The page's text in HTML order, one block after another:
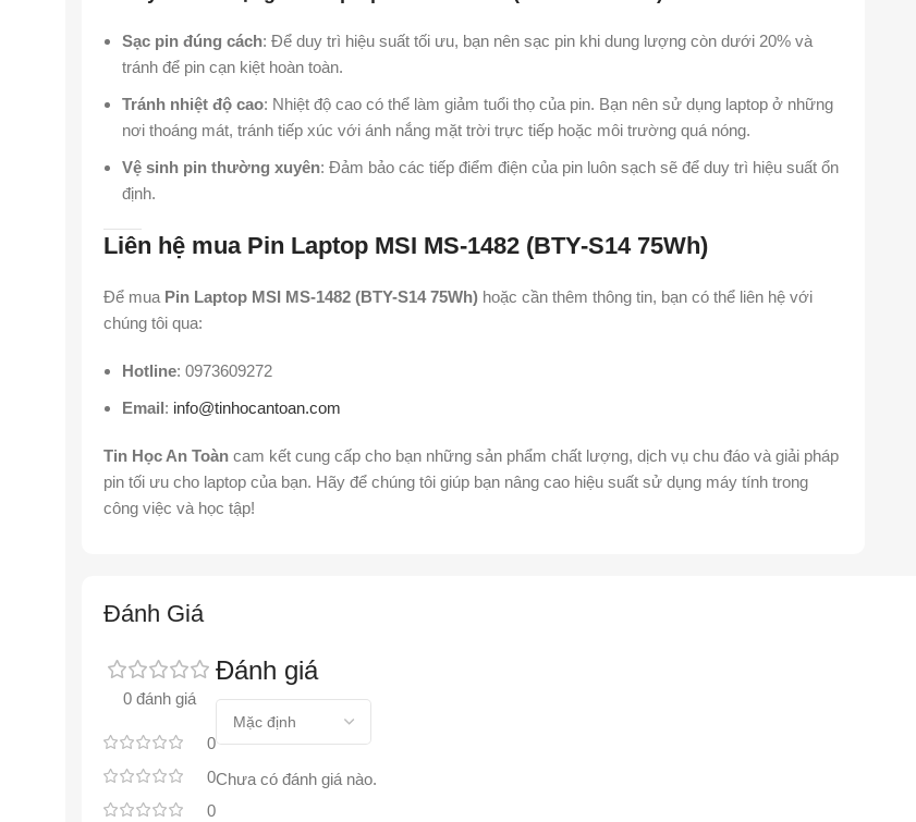
Sạc pin đúng cách: Để duy trì hiệu suất tối ưu, bạn nên sạc pin khi dung lượng còn dưới 20% và
tránh để pin cạn kiệt hoàn toàn.
Tránh nhiệt độ cao: Nhiệt độ cao có thể làm giảm tuổi thọ của pin. Bạn nên sử dụng laptop ở những
nơi thoáng mát, tránh tiếp xúc với ánh nắng mặt trời trực tiếp hoặc môi trường quá nóng.
Vệ sinh pin thường xuyên: Đảm bảo các tiếp điểm điện của pin luôn sạch sẽ để duy trì hiệu suất ổn
định.
Liên hệ mua Pin Laptop MSI MS-1482 (BTY-S14 75Wh)
Để mua Pin Laptop MSI MS-1482 (BTY-S14 75Wh) hoặc cần thêm thông tin, bạn có thể liên hệ với
chúng tôi qua:
Hotline: 0973609272
Email: info@tinhocantoan.com
Tin Học An Toàn cam kết cung cấp cho bạn những sản phẩm chất lượng, dịch vụ chu đáo và giải pháp
pin tối ưu cho laptop của bạn. Hãy để chúng tôi giúp bạn nâng cao hiệu suất sử dụng máy tính trong
công việc và học tập!
Đánh Giá
0 đánh giá
0
0
0
Đánh giá
Chưa có đánh giá nào.